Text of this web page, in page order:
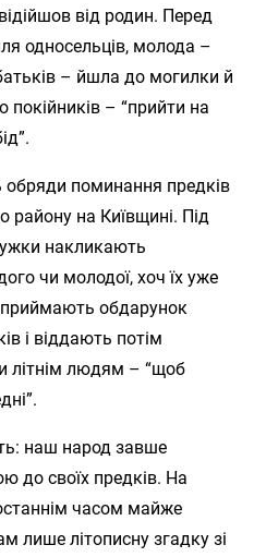
від родин. Перед
односельців, молода –
– йшла до могилки й
– “прийти на
поминання предків
району на Київщині. Під
накликають
чи молодої, хоч їх уже
обдарунок
і віддають потім
літнім людям – “щоб
наш народ завше
до своїх предків. На
часом майже
лише літописну згадку зі